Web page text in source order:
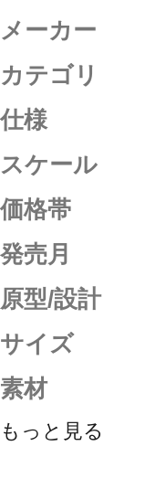
メーカー
カテゴリ
仕様
スケール
価格帯
発売月
原型/設計
サイズ
素材
もっと見る